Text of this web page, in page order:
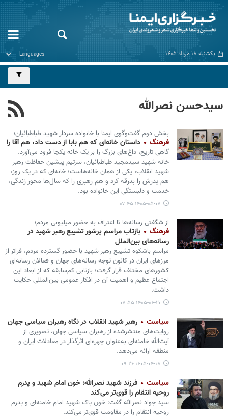
یکشنبه ۱۸ مرداد ۱۴۰۵
سیدحسن نصرالله
بخش دوم گفت‌وگوی ایمنا با خانواده سردار شهید طباطبائیان؛
فرهنگ داستان خانه‌ای که هم بابا از دست داد، هم آقا را
گاهی تاریخ، داغ‌های بزرگ را بر یک خانه یکجا فرود می‌آورد.
خانه شهید سیدمجید طباطبائیان، سرتیم پیشین حفاظت رهبر
شهید انقلاب، یکی از همان خانه‌هاست؛ خانه‌ای که در یک روز،
هم پدرش را بدرقه کرد و هم رهبری را که سال‌ها محور زندگی،
خدمت و دلبستگی این خانواده بود.
۱۴۰۵-۰۵-۰۷ ۰۷:۴۵
از شگفتی رسانه‌ها تا اعتراف به حضور میلیونی مردم؛
فرهنگ
بازتاب مراسم پرشور تشییع رهبر شهید در
رسانه‌های بین‌الملل
مراسم باشکوه تشییع رهبر شهید با حضور گسترده مردم، فراتر از
مرزهای ایران در کانون توجه رسانه‌های جهان و فعالان رسانه‌ای
کشورهای مختلف قرار گرفت؛ بازتابی کم‌سابقه که از ابعاد این
اجتماع عظیم و اهمیت آن در افکار عمومی بین‌المللی حکایت
داشت.
۱۴۰۵-۰۴-۲۰ ۰۷:۵۵
سیاست رهبر شهید انقلاب در نگاه رهبران سیاسی جهان
روایت‌های منتشرشده از رهبران سیاسی جهان، تصویری از
آیت‌الله خامنه‌ای به‌عنوان چهره‌ای اثرگذار در معادلات ایران و
منطقه ارائه می‌دهد.
۱۴۰۵-۰۴-۱۸ ۰۹:۲۶
سیاست
فرزند شهید نصرالله: خون امام شهید و پدرم
روحیه انتقام را قوی‌تر می‌کند
سید جواد نصرالله گفت: خون پاک شهید امام خامنه‌ای و پدرم
روحیه انتقام را در مقاومت قوی‌تر می‌کند.